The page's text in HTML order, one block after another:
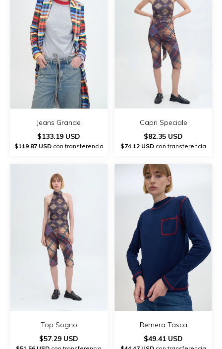
Jeans Grande
$133.19 USD
$119.87 USDcon transferencia
Capri Speciale
$82.35 USD
$74.12 USD con transferencia
Top Sogno
$57.29 USD
Remera Tasca
$49.41 USD